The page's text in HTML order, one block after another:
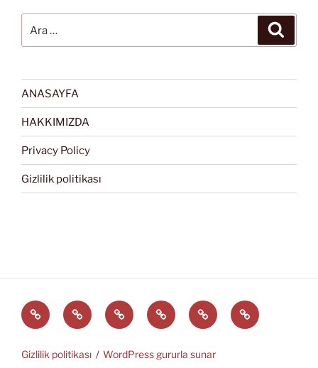
ANASAYFA
HAKKIMIZDA
Privacy Policy
Gizlilik politikası
Türkçe English Svenskaالعربية
中
文
EĞİTİM
ARAÇLARI
Gizlilik politikası WordPress gururla sunar